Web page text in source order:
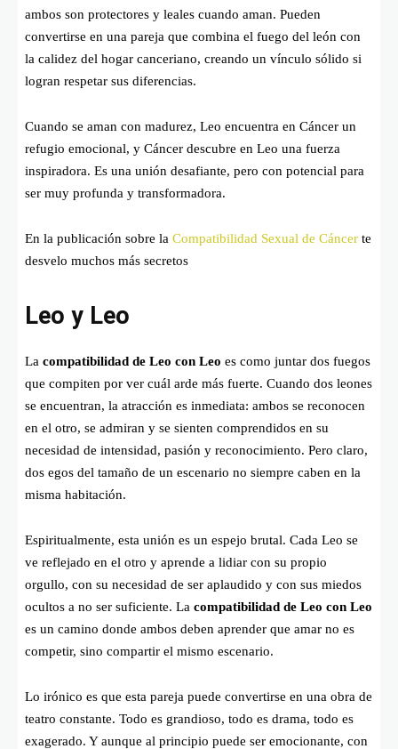
ambos son protectores y leales cuando aman. Pueden
convertirse en una pareja que combina el fuego del león con
la calidez del hogar canceriano, creando un vínculo sólido si
logran respetar sus diferencias.
Cuando se aman con madurez, Leo encuentra en Cáncer un
refugio emocional, y Cáncer descubre en Leo una fuerza
inspiradora. Es una unión desafiante, pero con potencial para
ser muy profunda y transformadora.
En la publicación sobre la Compatibilidad Sexual de Cáncer te
desvelo muchos más secretos
Leo y Leo
La compatibilidad de Leo con Leo es como juntar dos fuegos
que compiten por ver cuál arde más fuerte. Cuando dos leones
se encuentran, la atracción es inmediata: ambos se reconocen
en el otro, se admiran y se sienten comprendidos en su
necesidad de intensidad, pasión y reconocimiento. Pero claro,
dos egos del tamaño de un escenario no siempre caben en la
misma habitación.
Espiritualmente, esta unión es un espejo brutal. Cada Leo se
ve reflejado en el otro y aprende a lidiar con su propio
orgullo, con su necesidad de ser aplaudido y con sus miedos
ocultos a no ser suficiente. La compatibilidad de Leo con Leo
es un camino donde ambos deben aprender que amar no es
competir, sino compartir el mismo escenario.
Lo irónico es que esta pareja puede convertirse en una obra de
teatro constante. Todo es grandioso, todo es drama, todo es
exagerado. Y aunque al principio puede ser emocionante, con